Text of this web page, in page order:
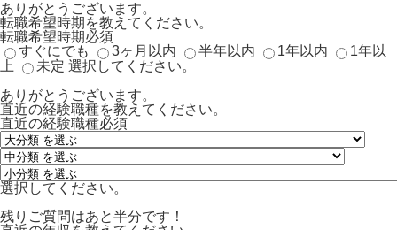
ありがとうございます。
転職希望時期を教えてください。
転職希望時期必須
すぐにでも
3ヶ月以内 半年以内 1年以内
1年以
上
未定 選択してください。
ありがとうございます。
直近の経験職種を教えてください。
直近の経験職種必須
選択してください。
残りご質問はあと半分です！